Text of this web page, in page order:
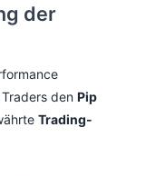
der
den Pip
Trading-